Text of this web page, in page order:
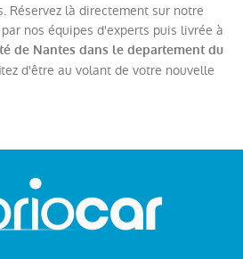
Réservez là directement sur notre
nos équipes d'experts puis livrée à
de Nantes dans le departement du
d'être au volant de votre nouvelle